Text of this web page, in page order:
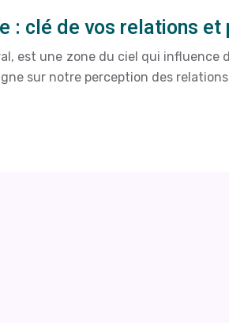
: clé de vos relations
est une zone du ciel qui
sur notre perception des